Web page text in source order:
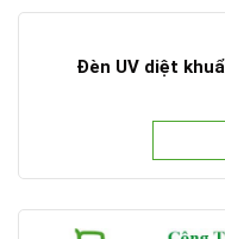
Đèn UV diệt